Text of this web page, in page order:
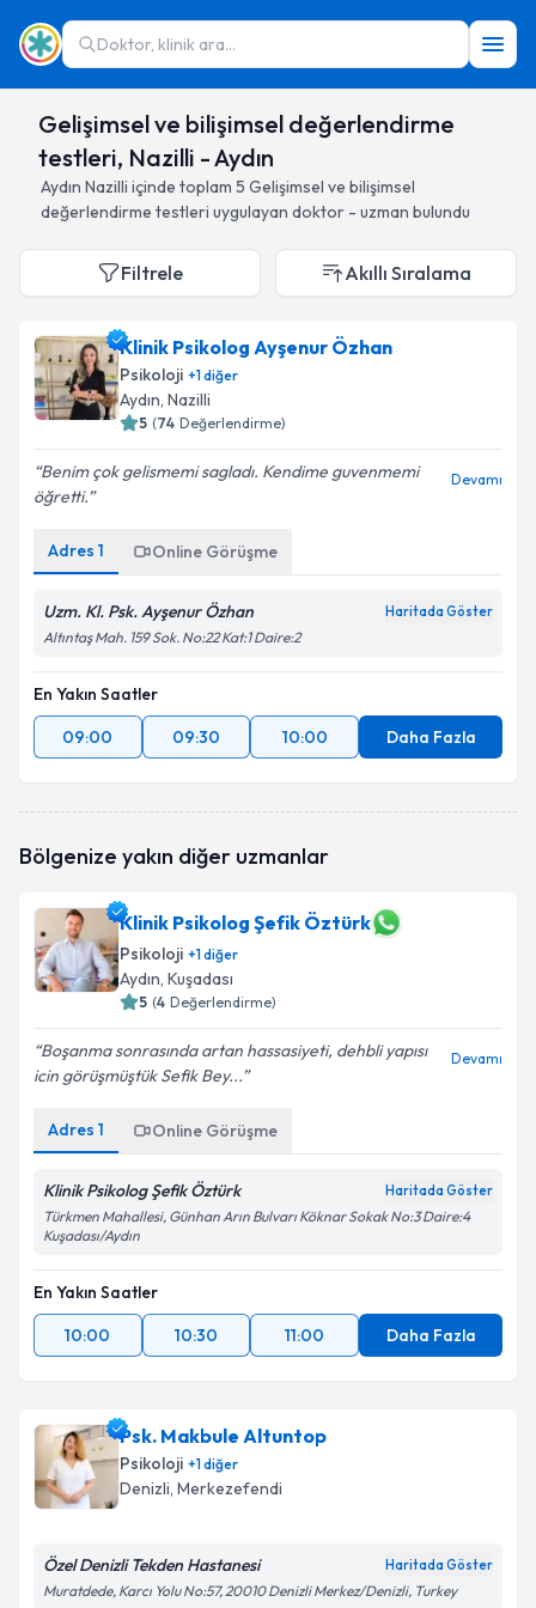
Doktor, klinik ara...
Gelişimsel ve bilişimsel değerlendirme
testleri, Nazilli - Aydın
Aydın Nazilli içinde toplam 5 Gelişimsel ve bilişimsel
değerlendirme testleri uygulayan doktor - uzman bulundu
Filtrele Akıllı Sıralama
Klinik Psikolog Ayşenur Özhan
Psikoloji +1diğer
Aydın, Nazilli
5 (74 Değerlendirme)
Benim çok gelismemi sagladı. Kendime guvenmemi
öğretti.
Devamı
Adres 1 Online Görüşme
Uzm. Kl. Psk. Ayşenur Özhan Haritada Göster
Altıntaş Mah. 159 Sok. No:22 Kat:1 Daire:2
En Yakın Saatler
09:00
09:30 10:00 Daha Fazla
Bölgenize yakın diğer uzmanlar
Klinik Psikolog Şefik Öztürk
Psikoloji +1diğer
Aydın, Kuşadası
5 (4 Değerlendirme)
Boşanma sonrasında artan hassasiyeti, dehbli yapısı
icin görüşmüştük Sefik Bey...
Devamı
Adres 1 Online Görüşme
Klinik Psikolog Şefik Öztürk Haritada Göster
Türkmen Mahallesi, Günhan Arın Bulvarı Köknar Sokak No:3 Daire:4
Kuşadası/Aydın
En Yakın Saatler
10:00
10:30 11:00 Daha Fazla
Psk. Makbule Altuntop
Psikoloji +1diğer
Denizli, Merkezefendi
Özel Denizli Tekden Hastanesi Haritada Göster
Muratdede, Karcı Yolu No:57, 20010 Denizli Merkez/Denizli, Turkey